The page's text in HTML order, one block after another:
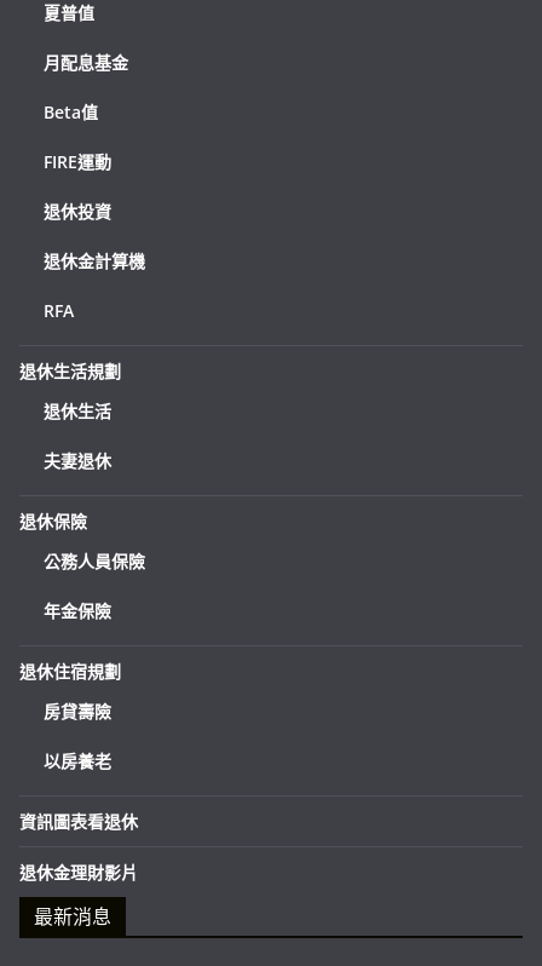
夏普值
月配息基金
Beta值
FIRE運動
退休投資
退休金計算機
RFA
退休生活規劃
退休生活
夫妻退休
退休保險
公務人員保險
年金保險
退休住宿規劃
房貸壽險
以房養老
資訊圖表看退休
退休金理財影片
最新消息